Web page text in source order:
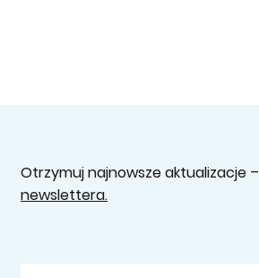
Otrzymuj najnowsze aktualizacje –
newslettera.